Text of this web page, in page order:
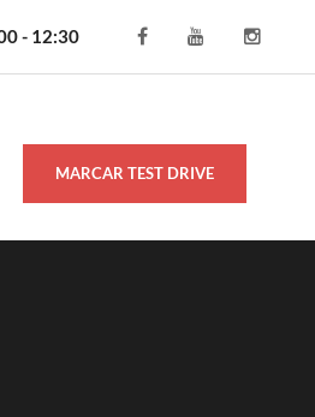
- 12:30
MARCAR TEST DRIVE